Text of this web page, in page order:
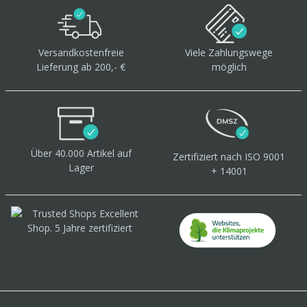
Versandkostenfreie
Lieferung ab 200,- €
Viele Zahlungswege
möglich
Über 40.000 Artikel auf
Lager
Zertifiziert nach ISO 9001
+ 14001